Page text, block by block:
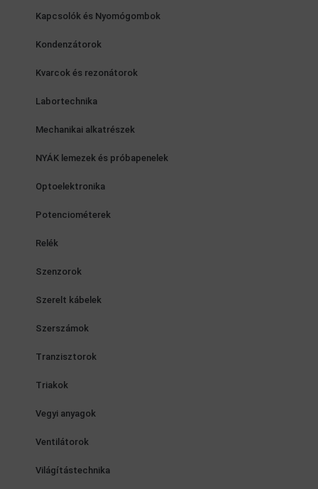
Kapcsolók és Nyomógombok
Kondenzátorok
Kvarcok és rezonátorok
Labortechnika
Mechanikai alkatrészek
NYÁK lemezek és próbapenelek
Optoelektronika
Potenciométerek
Relék
Szenzorok
Szerelt kábelek
Szerszámok
Tranzisztorok
Triakok
Vegyi anyagok
Ventilátorok
Világítástechnika